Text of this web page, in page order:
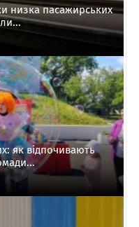
низка пасажирських
як відпочивають